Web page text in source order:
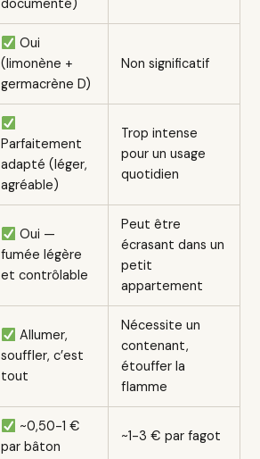
documenté)
Oui
(limonène +
germacrène D)
Non significatif
Parfaitement
adapté (léger,
agréable)
Trop intense
pour un usage
quotidien
Oui —
fumée légère
et contrôlable
Peut être
écrasant dans un
petit
appartement
Allumer,
souffler, c’est
tout
Nécessite un
contenant,
étouffer la
flamme
~0,50-1 €
par bâton
~1-3 € par fagot